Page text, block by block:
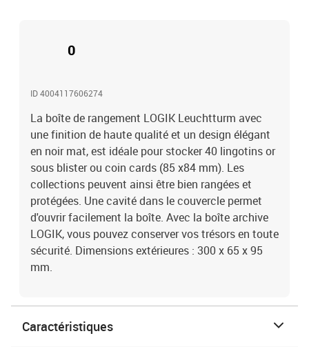
0
ID 4004117606274
La boîte de rangement LOGIK Leuchtturm avec
une finition de haute qualité et un design élégant
en noir mat, est idéale pour stocker 40 lingotins or
sous blister ou coin cards (85 x84 mm). Les
collections peuvent ainsi être bien rangées et
protégées. Une cavité dans le couvercle permet
d'ouvrir facilement la boîte. Avec la boîte archive
LOGIK, vous pouvez conserver vos trésors en toute
sécurité. Dimensions extérieures : 300 x 65 x 95
mm.
Caractéristiques